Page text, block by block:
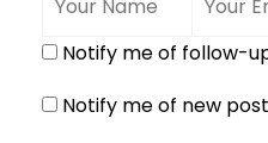
Notify me of follow-
Notify me of new